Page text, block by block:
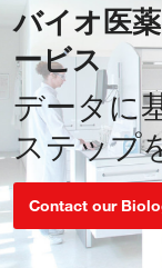
バイオ医
ービス
データに
ステップ
Contact our